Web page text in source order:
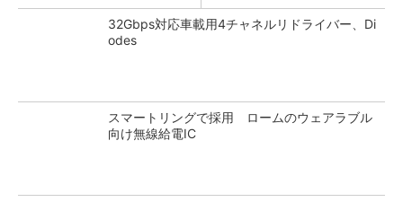
32Gbps対応車載用4チャネルリドライバー、Di
odes
スマートリングで採用 ロームのウェアラブル
向け無線給電IC